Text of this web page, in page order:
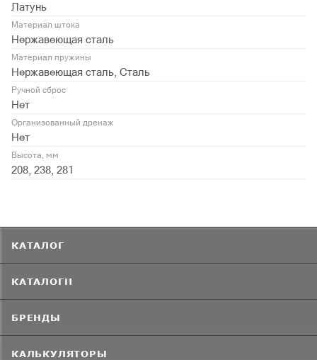
Латунь
Материал штока
Нержавеющая сталь
Материал пружины
Нержавеющая сталь, Сталь
Ручной сброс
Нет
Организованный дренаж
Нет
Высота, мм
208, 238, 281
КАТАЛОГ
КАТАЛОГИ
БРЕНДЫ
КАЛЬКУЛЯТОРЫ